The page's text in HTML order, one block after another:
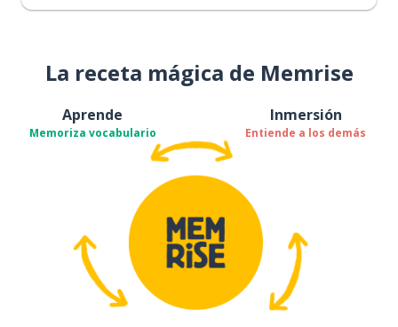
La receta mágica de Memrise
Aprende
Memoriza vocabulario
Inmersión
Entiende a los demás